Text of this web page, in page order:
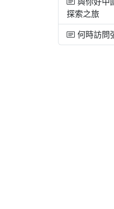
探索之旅
何時訪問